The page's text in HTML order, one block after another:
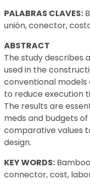
PALABRAS CLAVES:
unión, conector,
ABSTRACT
The study describes
used in the
conventional models
to reduce execution
The results are
meds and budgets
comparative values
design.
KEY WORDS:
connector, cost,